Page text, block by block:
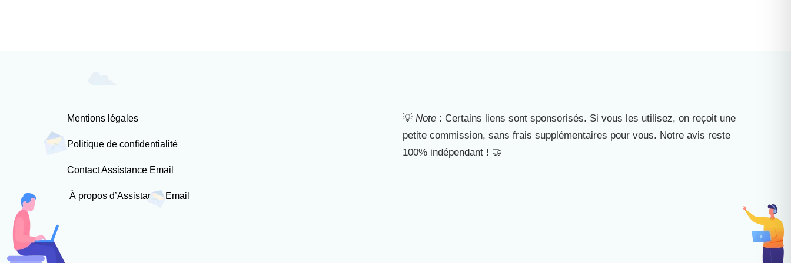
Mentions légales
Politique de confidentialité
Contact Assistance Email
À propos d’Assistance Email
💡 Note : Certains liens sont sponsorisés. Si vous les utilisez, on reçoit une
petite commission, sans frais supplémentaires pour vous. Notre avis reste
100% indépendant ! 🤝